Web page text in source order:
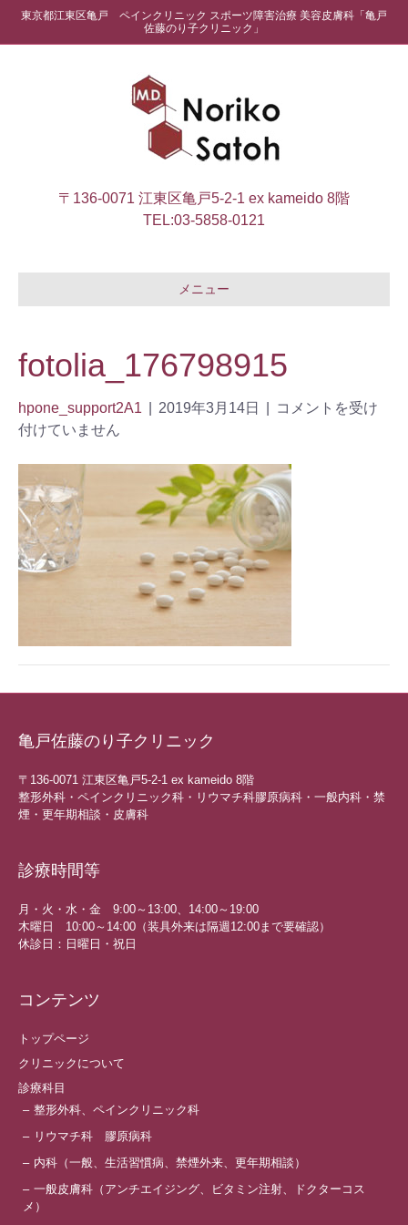
東京都江東区亀戸 ペインクリニック スポーツ障害治療 美容皮膚科「亀戸
佐藤のり子クリニック」
〒136-0071 江東区亀戸5-2-1 ex kameido 8階
TEL:03-5858-0121
メニュー
fotolia_176798915
hpone_support2A1 2019年3月14日
コメントを受け
付けていません
亀戸佐藤のり子クリニック
〒136-0071 江東区亀戸5-2-1 ex kameido 8階
整形外科・ペインクリニック科・リウマチ科膠原病科・一般内科・禁
煙・更年期相談・皮膚科
診療時間等
月・火・水・金 9:00～13:00、14:00～19:00
木曜日 10:00～14:00（装具外来は隔週12:00まで要確認）
休診日：日曜日・祝日
コンテンツ
トップページ
クリニックについて
診療科目
整形外科、ペインクリニック科
リウマチ科 膠原病科
内科（一般、生活習慣病、禁煙外来、更年期相談）
一般皮膚科（アンチエイジング、ビタミン注射、ドクターコス
メ）